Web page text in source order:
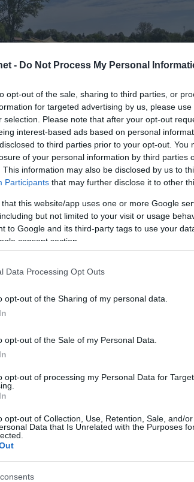
- Do Not Process My Personal
opt-out of the sale, sharing to third parties, or
for targeted advertising by us, please
selection. Please note that after your opt-out
interest-based ads based on personal
to third parties prior to your opt-out. You
of your personal information by third parties
This information may also be disclosed by us to
Participants that may further disclose it to other
that this website/app uses one or more Google
but not limited to your visit or usage
to Google and its third-party tags to use your
consent section.
Data Processing Opt Outs
opt-out of the Sharing of my personal data.
opt-out of the Sale of my Personal Data.
opt-out of processing my Personal Data for
opt-out of Collection, Use, Retention, Sale, and/
Data that Is Unrelated with the Purposes
TÉGED IS
Tamás
hogy Sóstógyógyfürdő 2024-ben a
egyszer is ellátogat ide, gyorsan
tartogat. A legutóbbi tanulmányutam
azokkal, akik pihentető,
TOVÁBB